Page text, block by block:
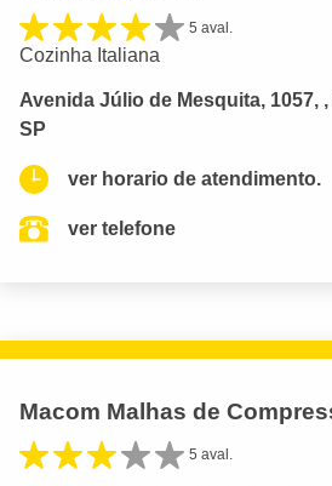
5 aval.
Cozinha Italiana
Avenida Júlio de Mesquita, 1057,
SP
ver horario de atendimento.
ver telefone
Macom Malhas de
5 aval.